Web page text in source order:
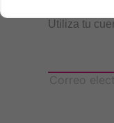
Utiliza tu
Correo